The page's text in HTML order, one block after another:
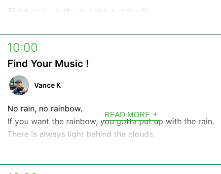
interfm開局当時の90年代のヒットポップスを中心に、時代
歴史をつくった様々な人物たちの光と影。
そして今なお色あせない、その生きざまを言葉で旅する4分
「Voyage」。
少し乾きかけたあなたの心に、好奇心という名の水分補給
なたへinterfmから言葉の贈り物です。
---
月曜日～木曜日 17:27 / 18:27
10:00
Find Your Music !
Vance K
No rain, no rainbow.
If you want the rainbow, you gotta put up with the rain.
There is always light behind the clouds.
雨が降らなければ、虹を見ることはできない。
READ MORE